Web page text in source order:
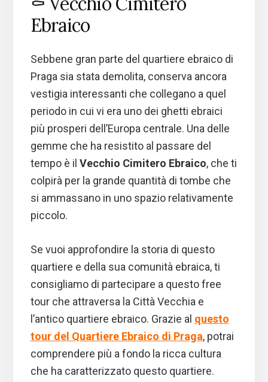
Ebraico
Sebbene gran parte del quartiere ebraico di
Praga sia stata demolita, conserva ancora
vestigia interessanti che collegano a quel
periodo in cui vi era uno dei ghetti ebraici
più prosperi dell’Europa centrale. Una delle
gemme che ha resistito al passare del
tempo è il Vecchio Cimitero Ebraico, che ti
colpirà per la grande quantità di tombe che
si ammassano in uno spazio relativamente
piccolo.
Se vuoi approfondire la storia di questo
quartiere e della sua comunità ebraica, ti
consigliamo di partecipare a questo free
tour che attraversa la Città Vecchia e
l’antico quartiere ebraico. Grazie al questo
tour del Quartiere Ebraico di Praga, potrai
comprendere più a fondo la ricca cultura
che ha caratterizzato questo quartiere.